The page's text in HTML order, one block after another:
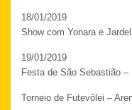
18/01/2019
Show com Yonara e
19/01/2019
Festa de São Sebastião –
Torneio de Futevôlei –